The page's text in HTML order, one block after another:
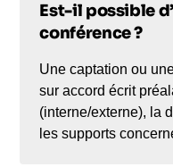
Est-il possible
conférence ?
Une captation ou
sur accord écrit
(interne/externe), la
les supports